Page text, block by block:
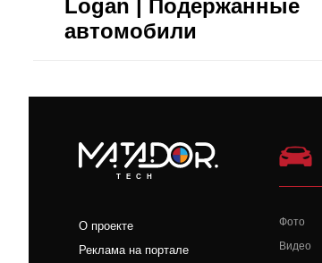
Logan | Подержанные
автомобили
TECH
О проекте
Реклама на портале
Фото
Видео